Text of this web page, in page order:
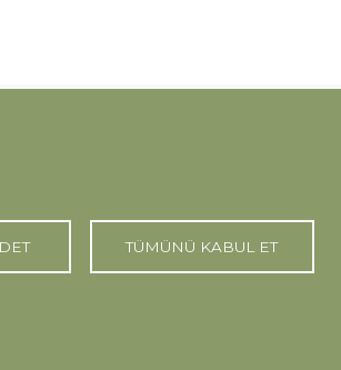
TÜMÜNÜ KABUL ET